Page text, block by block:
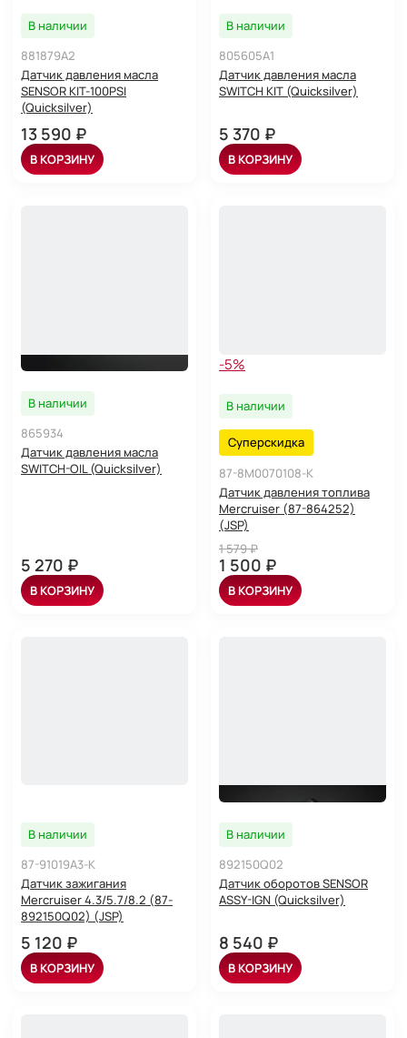
В наличии
881879A2
Датчик давления масла
SENSOR KIT-100PSI
(Quicksilver)
13 590 ₽
В КОРЗИНУ
В наличии
805605A1
Датчик давления масла
SWITCH KIT (Quicksilver)
5 370 ₽
В КОРЗИНУ
В наличии
865934
Датчик давления масла
SWITCH-OIL (Quicksilver)
5 270 ₽
В КОРЗИНУ
-5%
В наличии
Суперскидка
87-8M0070108-K
Датчик давления топлива
Mercruiser (87-864252)
(JSP)
1 579 ₽
1 500 ₽
В КОРЗИНУ
В наличии
87-91019A3-K
Датчик зажигания
Mercruiser 4.3/5.7/8.2 (87-
892150Q02) (JSP)
5 120 ₽
В КОРЗИНУ
В наличии
892150Q02
Датчик оборотов SENSOR
ASSY-IGN (Quicksilver)
8 540 ₽
В КОРЗИНУ